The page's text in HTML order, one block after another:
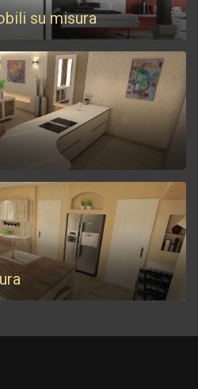
su misura